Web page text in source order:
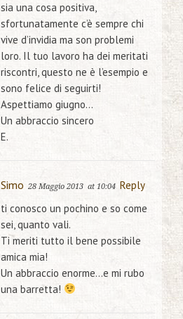
sia una cosa positiva,
sfortunatamente c’è sempre chi
vive d’invidia ma son problemi
loro. Il tuo lavoro ha dei meritati
riscontri, questo ne è l’esempio e
sono felice di seguirti!
Aspettiamo giugno…
Un abbraccio sincero
E.
Simo 28 Maggio 2013 at 10:04 Reply
ti conosco un pochino e so come
sei, quanto vali.
Ti meriti tutto il bene possibile
amica mia!
Un abbraccio enorme…e mi rubo
una barretta!